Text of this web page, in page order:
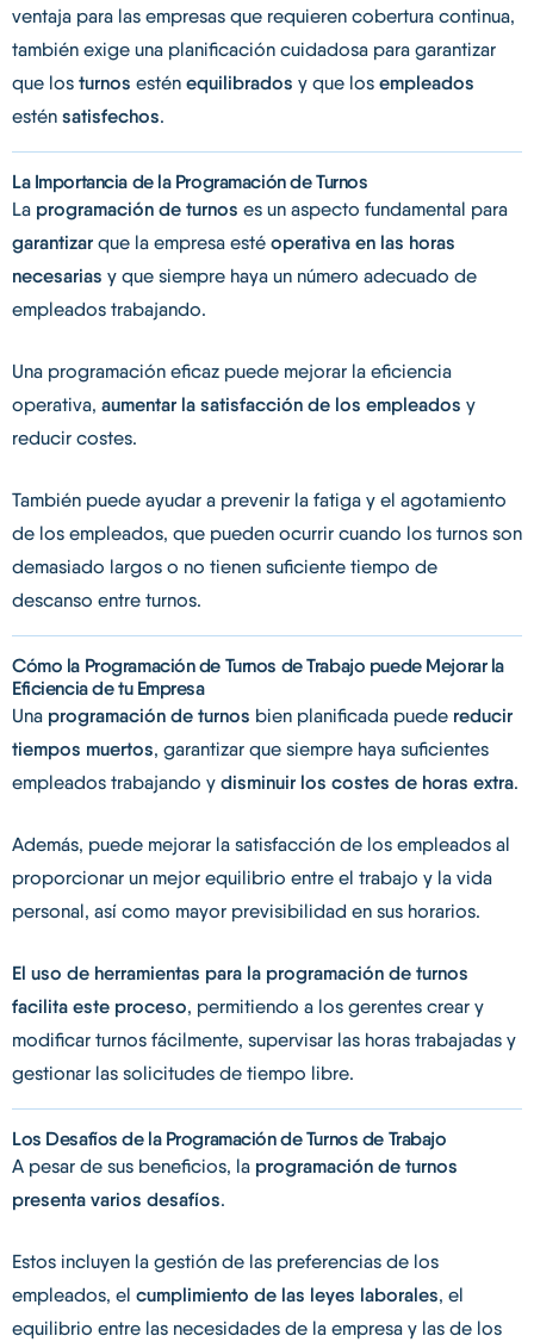
ventaja para las empresas que requieren cobertura continua,
también exige una planificación cuidadosa para garantizar
que los turnos estén equilibrados y que los empleados
estén satisfechos.
La Importancia de la Programación de Turnos
La programación de turnos es un aspecto fundamental para
garantizar que la empresa esté operativa en las horas
necesarias y que siempre haya un número adecuado de
empleados trabajando.
Una programación eficaz puede mejorar la eficiencia
operativa, aumentar la satisfacción de los empleados y
reducir costes.
También puede ayudar a prevenir la fatiga y el agotamiento
de los empleados, que pueden ocurrir cuando los turnos son
demasiado largos o no tienen suficiente tiempo de
descanso entre turnos.
Cómo la Programación de Turnos de Trabajo puede Mejorar la
Eficiencia de tu Empresa
Una programación de turnos bien planificada puede reducir
tiempos muertos, garantizar que siempre haya suficientes
empleados trabajando y disminuir los costes de horas extra.
Además, puede mejorar la satisfacción de los empleados al
proporcionar un mejor equilibrio entre el trabajo y la vida
personal, así como mayor previsibilidad en sus horarios.
El uso de herramientas para la programación de turnos
facilita este proceso, permitiendo a los gerentes crear y
modificar turnos fácilmente, supervisar las horas trabajadas y
gestionar las solicitudes de tiempo libre.
Los Desafíos de la Programación de Turnos de Trabajo
A pesar de sus beneficios, la programación de turnos
presenta varios desafíos.
Estos incluyen la gestión de las preferencias de los
empleados, el cumplimiento de las leyes laborales, el
equilibrio entre las necesidades de la empresa y las de los